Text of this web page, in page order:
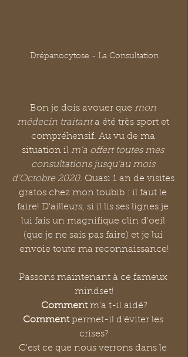
Drépanocytose - La Consultation
Bon je dois avouer que mon
médecin traitant a été très sport et
compréhensif. Au vu de ma
situation il m'a offert toutes mes
consultations jusqu'au mois
d'Octobre 2020. Quasi 1 an de visites
gratos chez mon toubib : il faut le
faire! D'ailleurs, si il lis ses lignes je
lui fais un magnifique clin d'oeil
(que je ne sais pas faire) et je lui
envoie toute ma reconnaissance!
Passons maintenant à ce fameux
mindset!
Comment m'a t-il aidé?
Comment permet-il d'éviter les
crises?
C'est ce que nous verrons dans le